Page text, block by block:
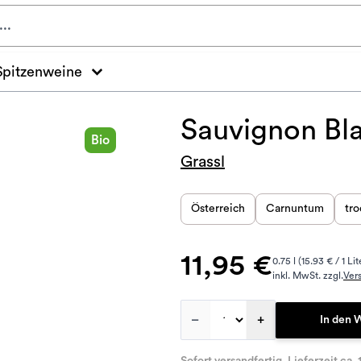
Bio Sauvignon
Grassl
Österreich Carnuntum
11,95 €0.75 l (15.93 € / 1
inkl. MwSt. zzgl.
– + In den